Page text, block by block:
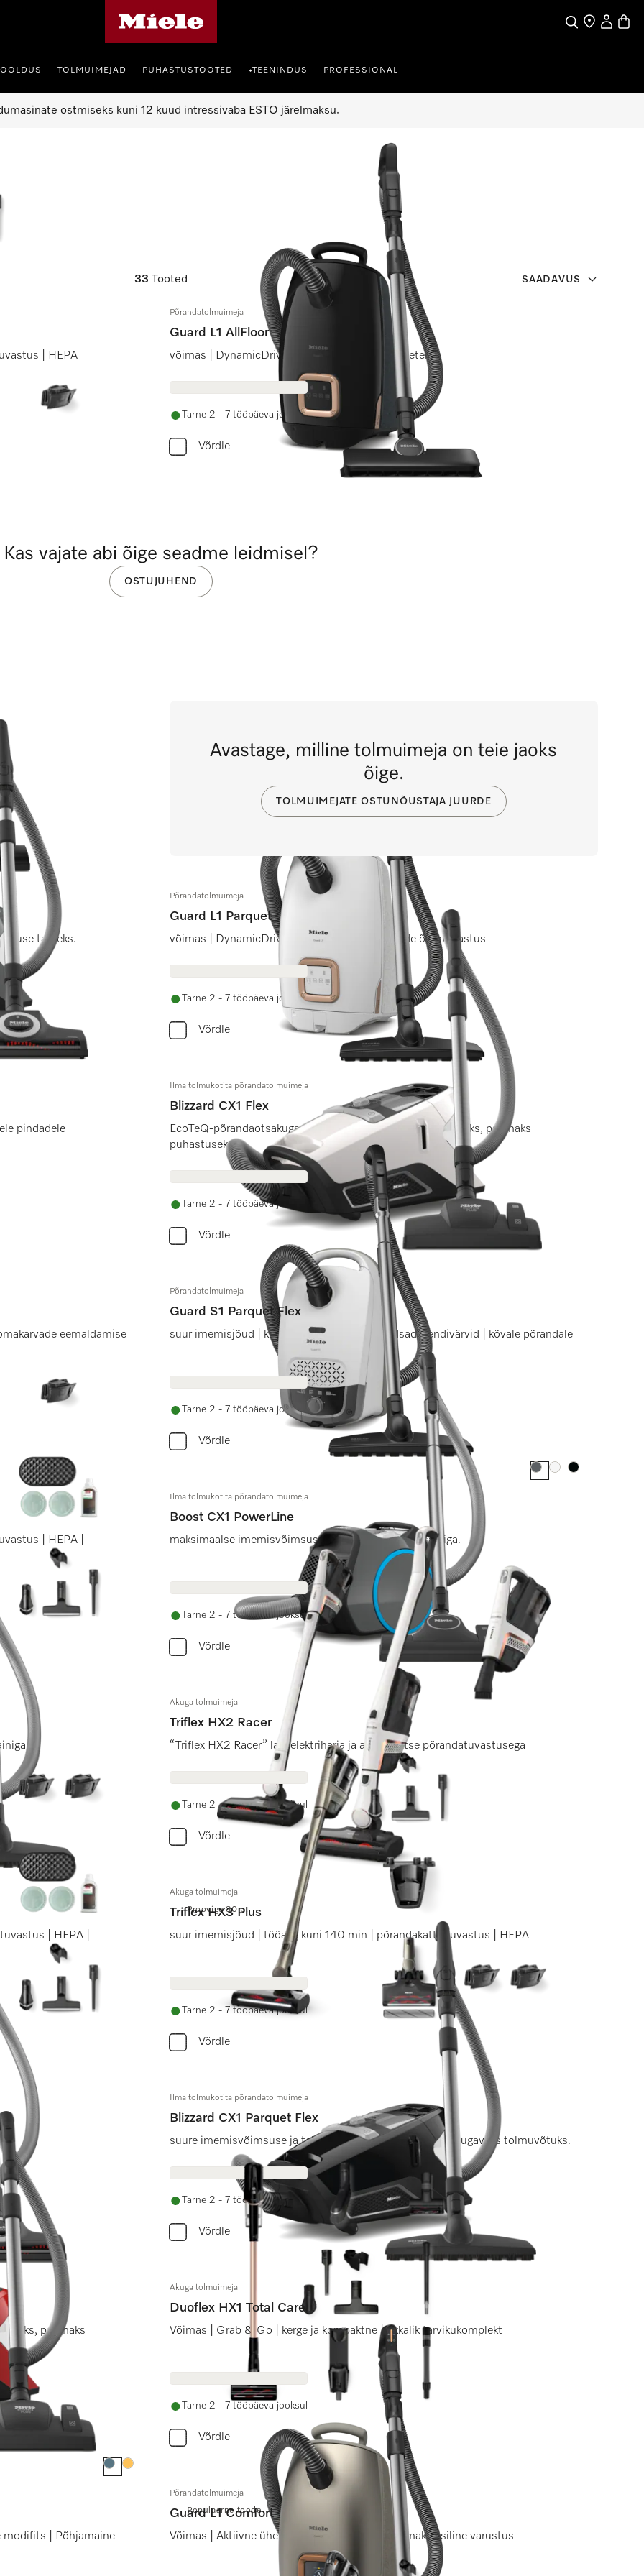
SearchFind a store
My
TOLMUIMEJAD PUHASTUSTOOTED •TEENINDUS PROFESSIONAL
ostmiseks kuni 12 kuud intressivaba ESTO järelmaksu.
33 Tooted SAADAVUS
| HEPA
Põrandatolmuimeja
Guard L1 AllFloor
võimas | DynamicDrive | hari kõigile põrandakatetele
Tarne 2 - 7 tööpäeva jooksul
Võrdle
tarbeks.
Põrandatolmuimeja
Guard L1 Parquet
võimas | DynamicDrive | kõvade põrandapindade õrn puhastus
Tarne 2 - 7 tööpäeva jooksul
Võrdle
pindadele
Ilma tolmukotita põrandatolmuimeja
Blizzard CX1 Flex
EcoTeQ-põrandaotsakuga energiat säästvaks tolmuvõtmiseks, parimaks
puhastuseks.
Tarne 2 - 7 tööpäeva jooksul
Võrdle
eemaldamise
Põrandatolmuimeja
Guard S1 Parquet Flex
suur imemisjõud | kerge & kompaktne | moodsad trendivärvid | kõvale põrandale
Tarne 2 - 7 tööpäeva jooksul
Võrdle
| HEPA |
Värv:Värv:Värv:
Ilma tolmukotita põrandatolmuimeja
Boost CX1 PowerLine
maksimaalse imemisvõimsuse jaoks kompaktse disainiga.
Tarne 2 - 7 tööpäeva jooksul
Võrdle
Akuga tolmuimeja
Triflex HX2 Racer
“Triflex HX2 Racer” laia elektriharja ja automaatse põrandatuvastusega
Tarne 2 - 7 tööpäeva jooksul
Võrdle
| HEPA |
Proovige 30 p.
Akuga tolmuimeja
Triflex HX3 Plus
suur imemisjõud | tööaeg kuni 140 min | põrandakatte tuvastus | HEPA
Tarne 2 - 7 tööpäeva jooksul
Võrdle
Ilma tolmukotita põrandatolmuimeja
Blizzard CX1 Parquet Flex
suure imemisvõimsuse ja teleskoopvarrega põhjalikuks, mugavaks tolmuvõtuks.
Tarne 2 - 7 tööpäeva jooksul
Võrdle
parimaks
Akuga tolmuimeja
Duoflex HX1 Total Care
Võimas | Grab & Go | kerge ja kompaktne | rikkalik tarvikukomplekt
Tarne 2 - 7 tööpäeva jooksul
Võrdle
Värv:Värv:
modifits | Põhjamaine
Populaarne toode
Põrandatolmuimeja
Guard L1 Comfort
Võimas | Aktiivne ühenduvus | LCD-ekraan | Esmaklassiline varustus
Kas vajate abi õige seadme leidmisel?
OSTUJUHEND
Avastage, milline tolmuimeja on teie jaoks
õige.
TOLMUIMEJATE OSTUNÕUSTAJA JUURDE